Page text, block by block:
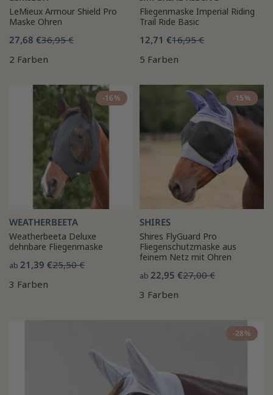
LeMieux Armour Shield Pro
Maske Ohren
27,68 €36,95 €
2 Farben
Fliegenmaske Imperial Riding
Trail Ride Basic
12,71 €16,95 €
5 Farben
-16%
WEATHERBEETA
Weatherbeeta Deluxe
dehnbare Fliegenmaske
ab 21,39 €25,50 €
3 Farben
-15%
SHIRES
Shires FlyGuard Pro
Fliegenschutzmaske aus
feinem Netz mit Ohren
ab 22,95 €27,00 €
3 Farben
-28%